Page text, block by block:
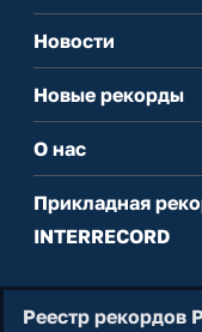
Новости
Новые рекорды
О нас
Прикладная
INTERRECORD
Реестр рекордов